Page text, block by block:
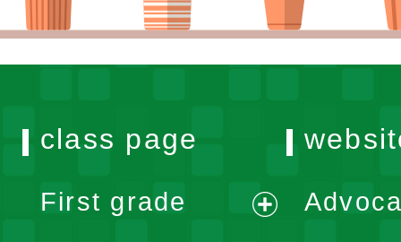
class page
First grade